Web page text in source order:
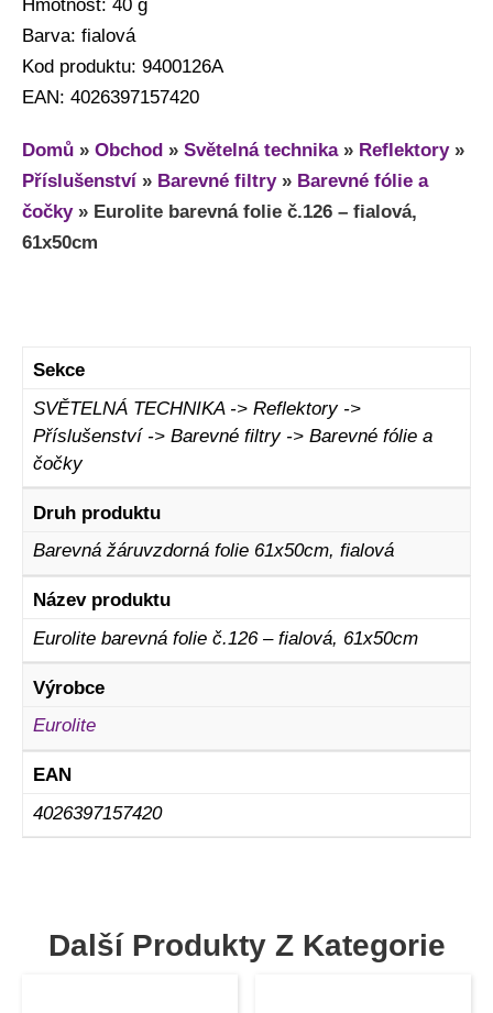
Hmotnost: 40 g
Barva: fialová
Kod produktu: 9400126A
EAN: 4026397157420
Domů » Obchod » Světelná technika» Reflektory»
Příslušenství » Barevné filtry» Barevné fólie a
čočky» Eurolite barevná folie č.126 – fialová,
61x50cm
Sekce
SVĚTELNÁ TECHNIKA -> Reflektory ->
Příslušenství -> Barevné filtry -> Barevné fólie a
čočky
Druh produktu
Barevná žáruvzdorná folie 61x50cm, fialová
Název produktu
Eurolite barevná folie č.126 – fialová, 61x50cm
Výrobce
Eurolite
EAN
4026397157420
Další Produkty Z Kategorie